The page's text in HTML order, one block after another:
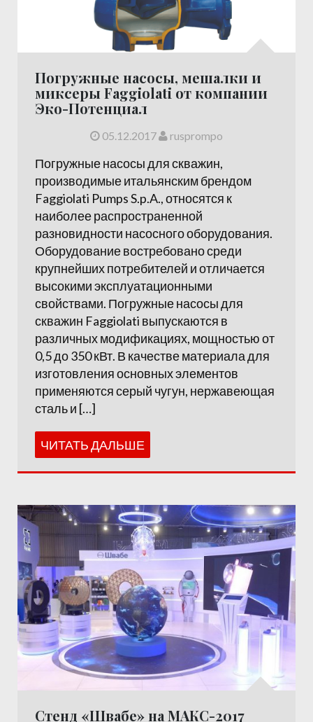
Погружные насосы, мешалки и
миксеры Faggiolati от компании
Эко-Потенциал
05.12.2017 rusprompo
Погружные насосы для скважин,
производимые итальянским брендом
Faggiolati Pumps S.p.A., относятся к
наиболее распространенной
разновидности насосного оборудования.
Оборудование востребовано среди
крупнейших потребителей и отличается
высокими эксплуатационными
свойствами. Погружные насосы для
скважин Faggiolati выпускаются в
различных модификациях, мощностью от
0,5 до 350 кВт. В качестве материала для
изготовления основных элементов
применяются серый чугун, нержавеющая
сталь и […]
ЧИТАТЬ ДАЛЬШЕ
Стенд «Швабе» на МАКС-2017